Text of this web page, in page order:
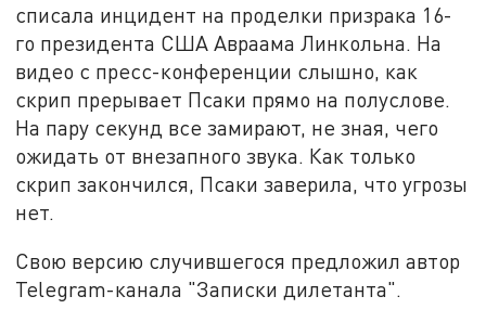
списала инцидент на проделки призрака 16-
го президента США Авраама Линкольна. На
видео с пресс-конференции слышно, как
скрип прерывает Псаки прямо на полуслове.
На пару секунд все замирают, не зная, чего
ожидать от внезапного звука. Как только
скрип закончился, Псаки заверила, что угрозы
нет.
Свою версию случившегося предложил автор
Telegram-канала "Записки дилетанта".